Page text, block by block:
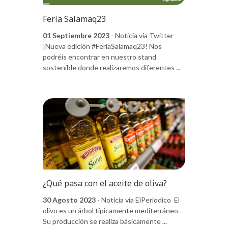
Feria Salamaq23
01 Septiembre 2023 - Noticia via Twitter
¡Nueva edición #FeriaSalamaq23! Nos
podréis encontrar en nuestro stand
sostenible donde realizaremos diferentes ...
¿Qué pasa con el aceite de oliva?
30 Agosto 2023 - Noticia via ElPeriodico El
olivo es un árbol típicamente mediterráneo.
Su producción se realiza básicamente ...